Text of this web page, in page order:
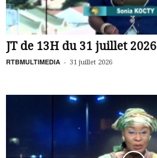
JT de 13H du 31 juillet 2026
RTBMULTIMEDIA - 31 juillet 2026